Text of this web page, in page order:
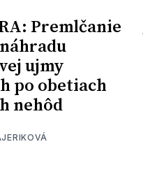
Premlčanie
ujmy
po obetiach
nehôd